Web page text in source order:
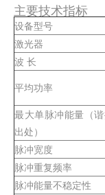
主要技术指标
设备型号
激光器
波 长
平均功率
最大单脉冲能量（
出处）
脉冲宽度
脉冲重复频率
脉冲能量不稳定性